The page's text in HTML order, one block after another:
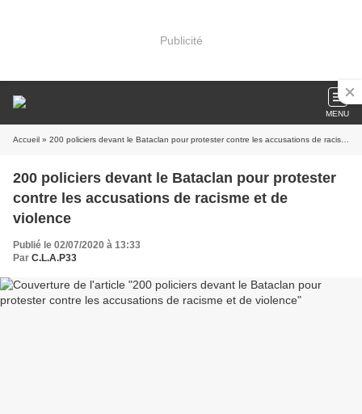
Publicité
MENU
Accueil » 200 policiers devant le Bataclan pour protester contre les accusations de racisme et de violence
200 policiers devant le Bataclan pour protester
contre les accusations de racisme et de
violence
Publié le 02/07/2020 à 13:33
Par C.L.A.P33